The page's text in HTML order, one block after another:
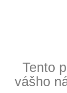
Tento
vášho